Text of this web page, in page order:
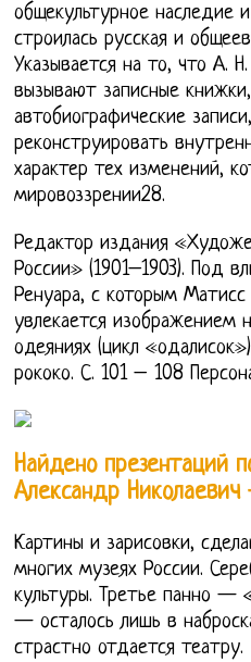
общекультурное наследие
строилась русская и
Указывается на то, что А.
вызывают записные
автобиографические
реконструировать
характер тех изменений,
мировоззрении28.
Редактор издания
России» (1901–1903). Под
Ренуара, с которым
увлекается изображением
одеяниях (цикл
рококо. С. 101 – 108
Найдено презентаций
Александр
Картины и зарисовки,
многих музеях России.
культуры. Третье панно —
— осталось лишь в
страстно отдается театру.